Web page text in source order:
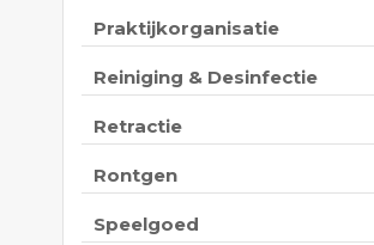
Praktijkorganisatie
Reiniging & Desinfectie
Retractie
Rontgen
Speelgoed